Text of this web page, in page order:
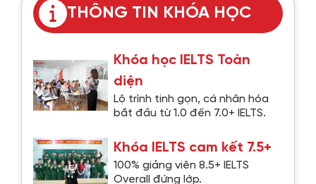
THÔNG TIN KHÓA HỌC
Khóa học IELTS Toàn
diện
Lộ trình tinh gọn, cá nhân hóa
bắt đầu từ 1.0 đến 7.0+ IELTS.
Khóa IELTS cam kết 7.5+
100% giảng viên 8.5+ IELTS
Overall đứng lớp.